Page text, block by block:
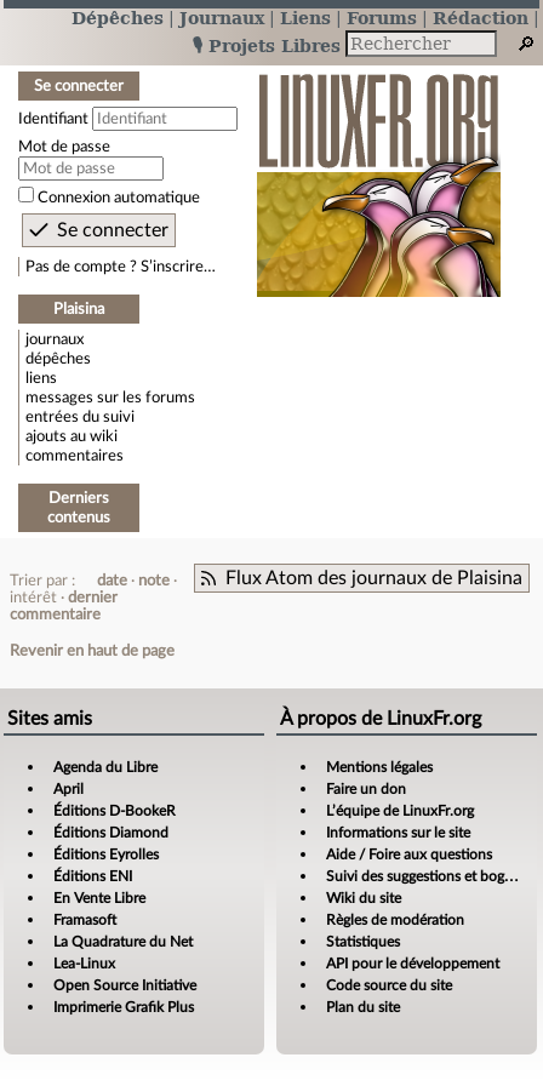
Dépêches Journaux Liens Forums
Rédaction
🎙️ Projets Libres
Se connecter
Identifiant
Mot de passe
Connexion automatique
Pas de compte ? S’inscrire…
Plaisina
journaux
dépêches
liens
messages sur les forums
entrées du suivi
ajouts au wiki
commentaires
Derniers
contenus
Flux Atom des journaux de Plaisina
Trier par : date
note
intérêt
dernier
commentaire
Revenir en haut de page
Sites amis
Agenda du Libre
April
Éditions D-BookeR
Éditions Diamond
Éditions Eyrolles
Éditions ENI
En Vente Libre
Framasoft
La Quadrature du Net
Lea-Linux
Open Source Initiative
Imprimerie Grafik Plus
À propos de LinuxFr.org
Mentions légales
Faire un don
L’équipe de LinuxFr.org
Informations sur le site
Aide / Foire aux questions
Suivi des suggestions et bogues
Wiki du site
Règles de modération
Statistiques
API pour le développement
Code source du site
Plan du site